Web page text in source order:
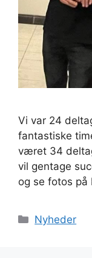
Vi var 24
fantastiske
været 34
vil gentage
og se fotos på
Kategorier
Nyheder